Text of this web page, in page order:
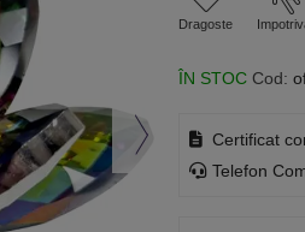
Dragoste
ÎN STOC Cod:
Certificat
Telefon